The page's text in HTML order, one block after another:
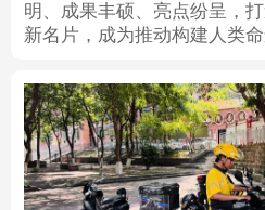
彩票 娱乐
文化产业
明、成果丰硕、亮点纷呈，
新名片，成为推动构建人类